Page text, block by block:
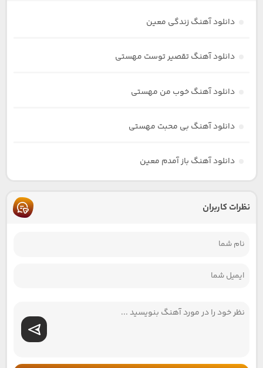
دانلود آهنگ زندگی معین
دانلود آهنگ تقصیر توست مهستی
دانلود آهنگ خوب من مهستی
دانلود آهنگ بی محبت مهستی
دانلود آهنگ باز آمدم معین
نظرات کاربران